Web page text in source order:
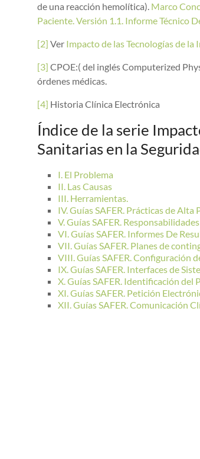
de una reacción hemolítica). Marco
Paciente. Versión 1.1. Informe Técnico
[2] Ver Impacto de las Tecnologías de
[3] CPOE:( del inglés Computerized
órdenes médicas.
[4] Historia Clínica Electrónica
Índice de la serie
Sanitarias en la
I. El Problema
II. Las Causas
III. Herramientas.
IV. Guías SAFER. Prácticas de Alta
V. Guías SAFER.
VI. Guías SAFER. Informes De
VII. Guías SAFER. Planes de
VIII. Guías SAFER. Configuración
IX. Guías SAFER. Interfaces de
X. Guías SAFER. Identificación del
XI. Guías SAFER. Petición
XII. Guías SAFER. Comunicación